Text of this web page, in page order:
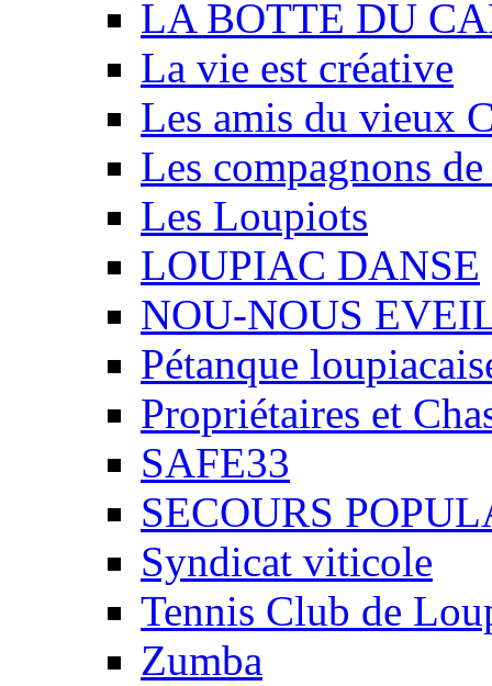
LA BOTTE DU
La vie est créative
Les amis du vieux
Les compagnons
Les Loupiots
LOUPIAC DANSE
NOU-NOUS
Pétanque
Propriétaires et
SAFE33
SECOURS
Syndicat viticole
Tennis Club de
Zumba